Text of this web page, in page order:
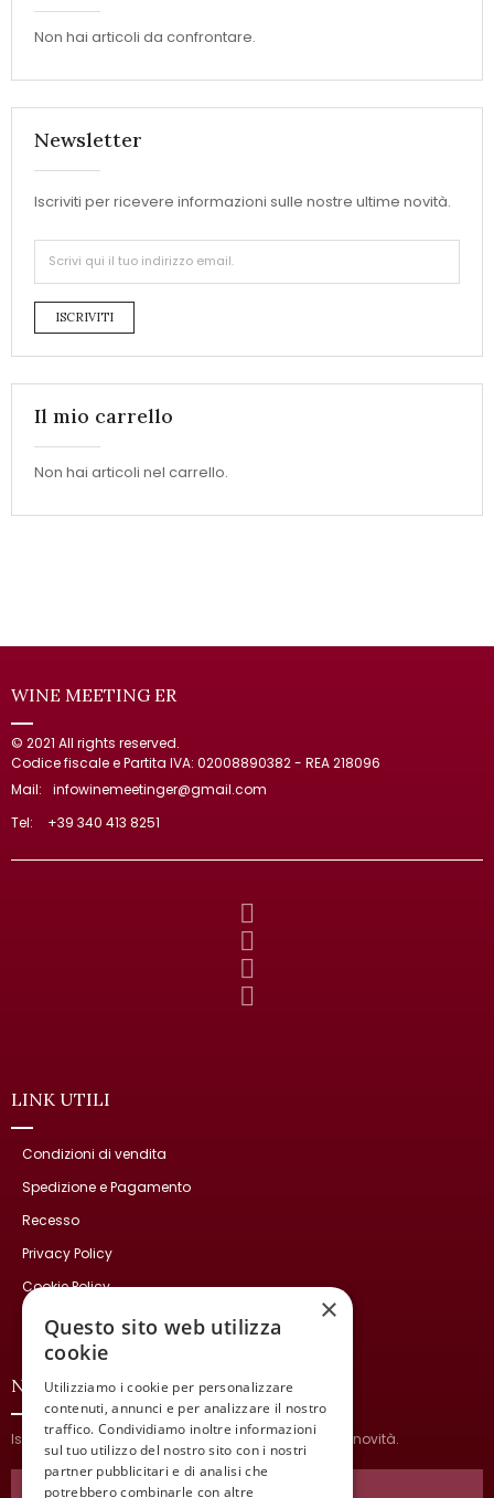
Non hai articoli da confrontare.
Newsletter
Iscriviti per ricevere informazioni sulle nostre ultime novità.
ISCRIVITI
Il mio carrello
Non hai articoli nel carrello.
WINE MEETING ER
© 2021 All rights reserved.
Codice fiscale e Partita IVA: 02008890382 - REA 218096
Mail:
infowinemeetinger@gmail.com
Tel:
+39 340 413 8251
LINK UTILI
Condizioni di vendita
Spedizione e Pagamento
Recesso
Privacy Policy
Cookie Policy
Contatti
NEWSLETTER
Iscriviti per ricevere informazioni sulle nostre ultime novità.
×
Questo sito web utilizza
cookie
Utilizziamo i cookie per personalizzare
contenuti, annunci e per analizzare il nostro
traffico. Condividiamo inoltre informazioni
sul tuo utilizzo del nostro sito con i nostri
partner pubblicitari e di analisi che
potrebbero combinarle con altre